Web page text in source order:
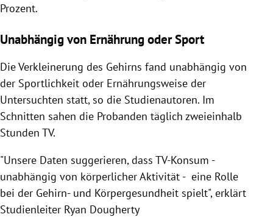
Prozent.
Unabhängig von Ernährung oder Sport
Die Verkleinerung des Gehirns fand unabhängig von
der Sportlichkeit oder Ernährungsweise der
Untersuchten statt, so die Studienautoren. Im
Schnitten sahen die Probanden täglich zweieinhalb
Stunden TV.
"Unsere Daten suggerieren, dass TV-Konsum -
unabhängig von körperlicher Aktivität - eine Rolle
bei der Gehirn- und Körpergesundheit spielt", erklärt
Studienleiter Ryan Dougherty